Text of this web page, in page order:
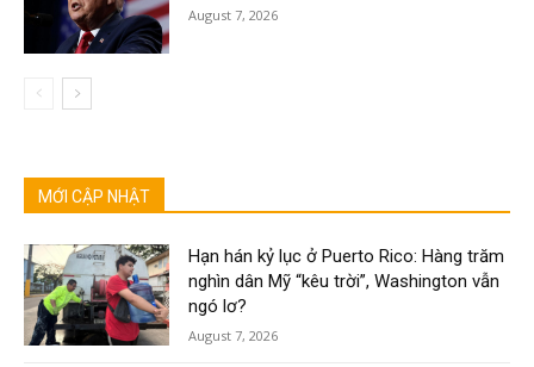
August 7, 2026
MỚI CẬP NHẬT
Hạn hán kỷ lục ở Puerto Rico: Hàng trăm
nghìn dân Mỹ “kêu trời”, Washington vẫn
ngó lơ?
August 7, 2026